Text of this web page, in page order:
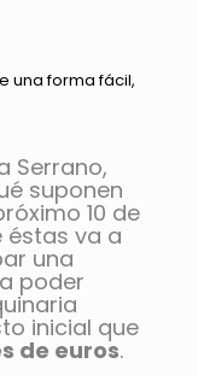
una forma fácil,
Serrano,
suponen
10 de
éstas va a
una
poder
inicial que
de euros.